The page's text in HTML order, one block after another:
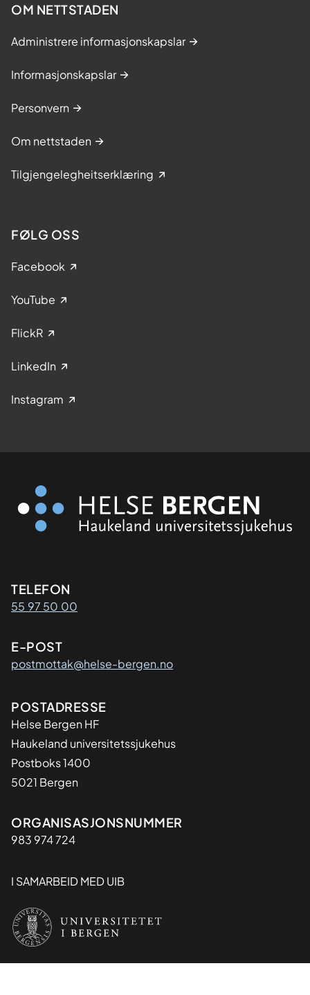
OM NETTSTADEN
Administrere informasjonskapslar
Informasjonskapslar
Personvern
Om nettstaden
Tilgjengelegheitserklæring
FØLG OSS
Facebook
YouTube
FlickR
LinkedIn
Instagram
Kontaktinformasjon
TELEFON
55 97 50 00
E-POST
postmottak@helse-bergen.no
Adresse
POSTADRESSE
Helse Bergen HF
Haukeland universitetssjukehus
Postboks 1400
5021 Bergen
Organisasjon
ORGANISASJONSNUMMER
983 974 724
I SAMARBEID MED UIB